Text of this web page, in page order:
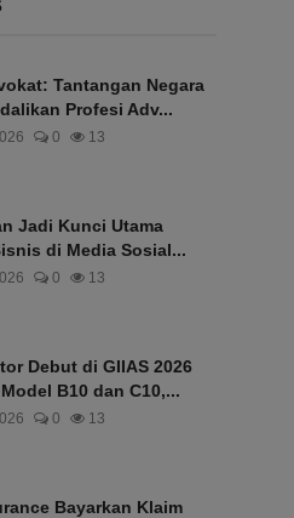
Tantangan Negara
Profesi Adv...
0 13
Jadi Kunci Utama
di Media Sosial...
0 13
Debut di GIIAS 2026
B10 dan C10,...
0 13
Bayarkan Klaim